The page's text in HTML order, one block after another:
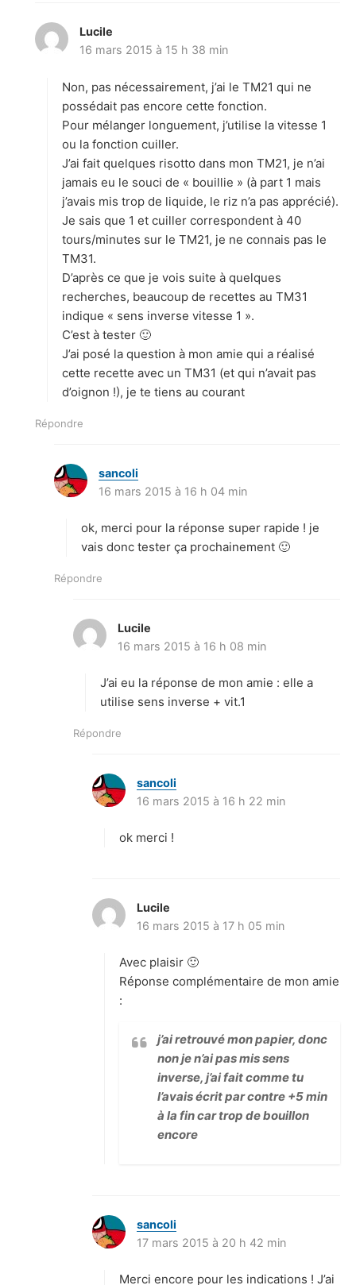
Lucile
i
:
16 mars 2015 à 15 h 38 min
Non, pas nécessairement, j’ai le TM21 qui ne
possédait pas encore cette fonction.
Pour mélanger longuement, j’utilise la vitesse 1
ou la fonction cuiller.
J’ai fait quelques risotto dans mon TM21, je n’ai
jamais eu le souci de « bouillie » (à part 1 mais
j’avais mis trop de liquide, le riz n’a pas apprécié).
Je sais que 1 et cuiller correspondent à 40
tours/minutes sur le TM21, je ne connais pas le
TM31.
D’après ce que je vois suite à quelques
recherches, beaucoup de recettes au TM31
indique « sens inverse vitesse 1 ».
C’est à tester 🙂
J’ai posé la question à mon amie qui a réalisé
cette recette avec un TM31 (et qui n’avait pas
d’oignon !), je te tiens au courant
Répondre
sancoli
i
:
16 mars 2015 à 16 h 04 min
ok, merci pour la réponse super rapide ! je
vais donc tester ça prochainement 🙂
Répondre
Lucile
i
:
16 mars 2015 à 16 h 08 min
J’ai eu la réponse de mon amie : elle a
utilise sens inverse + vit.1
Répondre
sancoli
i
16 mars 2015 à 16 h 22 min
ok merci !
Lucile
i
:
16 mars 2015 à 17 h 05 min
Avec plaisir 🙂
Réponse complémentaire de mon amie
:
j’ai retrouvé mon papier, donc
non je n’ai pas mis sens
inverse, j’ai fait comme tu
l’avais écrit par contre +5 min
à la fin car trop de bouillon
encore
sancoli
i
17 mars 2015 à 20 h 42 min
Merci encore pour les indications ! J’ai